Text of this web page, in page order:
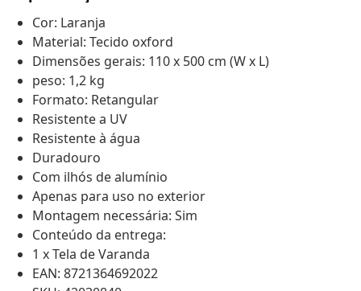
Cor: Laranja
Material: Tecido oxford
Dimensões gerais: 110 x 500 cm (W x L)
peso: 1,2 kg
Formato: Retangular
Resistente a UV
Resistente à água
Duradouro
Com ilhós de alumínio
Apenas para uso no exterior
Montagem necessária: Sim
Conteúdo da entrega:
1 x Tela de Varanda
EAN: 8721364692022